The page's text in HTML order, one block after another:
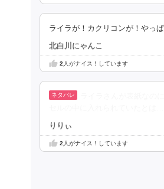
ライラが！カクリコンが！やっ
北白川にゃんこ
2 人がナイス！しています
セルの中に入れられていたとは
りりぃ
2 人がナイス！しています